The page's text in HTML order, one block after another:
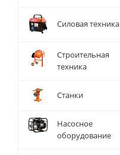
Силовая техника
Строительная
техника
Станки
Насосное
оборудование